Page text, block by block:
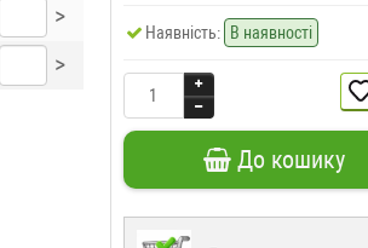
>
>
Наявність: В наявності
До кошику